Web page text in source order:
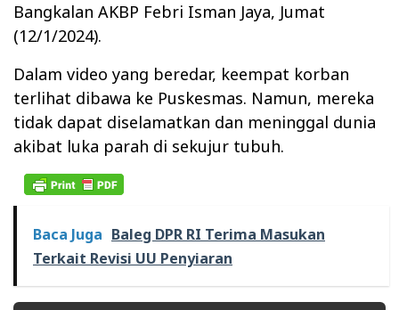
Bangkalan AKBP Febri Isman Jaya, Jumat
(12/1/2024).
Dalam video yang beredar, keempat korban
terlihat dibawa ke Puskesmas. Namun, mereka
tidak dapat diselamatkan dan meninggal dunia
akibat luka parah di sekujur tubuh.
Baca Juga Baleg DPR RI Terima Masukan
Terkait Revisi UU Penyiaran